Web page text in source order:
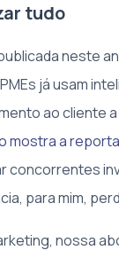
tudo
neste
já usam
ao cliente
mostra a
concorrentes
para mim,
nossa